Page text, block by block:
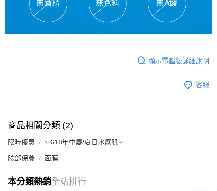
顯示電腦版詳細說明
客服
商品相關分類 (2)
限時優惠 ✨618年中慶/夏日水感肌✨
臉部保養 面膜
本分類熱銷全站排行